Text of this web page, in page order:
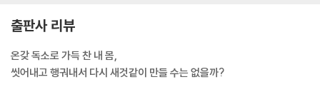
료로 임의 대체하거나 변경하기에는 무리가 있지 않나 싶었습니다. 전문
과를 얻을 수 있을지, 장담하기 어려운 문제이기도 하고요.
그렇게 전임의(fellow) 2년차에 접어들었을 때, 나는 알레르기가 너무 심
해져서 몇 번이고 항히스타민제를 먹고 스테로이드 흡입기를 사용해야 했
다. 소화기능도 떨어져서 악몽을 꾸는 것처럼 힘들었다. 종종 헛배가 불렀
출판사 리뷰
온갖 독소로 가득 찬 내 몸,
씻어내고 행궈내서 다시 새것같이 만들 수는 없을까?